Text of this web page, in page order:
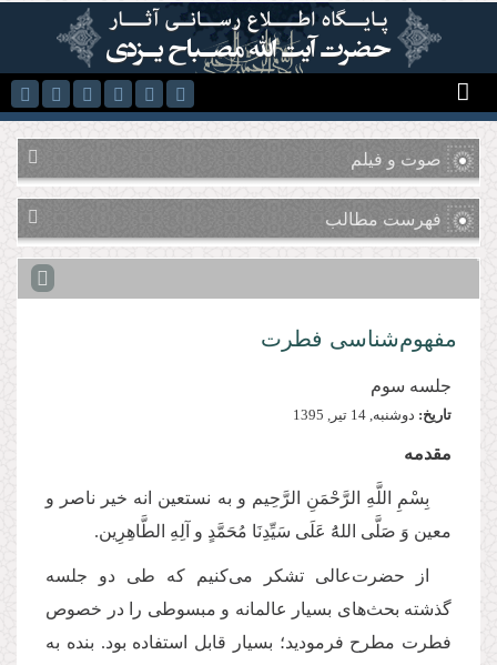
رفتن به محتوای اصلی
صوت و فیلم
فهرست مطالب
مفهوم‌شناسی فطرت
جلسه سوم
تاریخ: دوشنبه, 14 تير, 1395
مقدمه
بِسْمِ اللَّهِ الرَّحْمَنِ الرَّحِيم و به نستعین انه خیر ناصر و
معین وَ صَلَّی اللهَُ عَلَی سَیِّدِنَا مُحَمَّدٍ و آلِهِ الطَّاهِرِین.
از حضرت‌عالی تشکر می‌کنیم که طی دو جلسه
گذشته بحث‌های بسیار عالمانه و مبسوطی را در خصوص
فطرت مطرح فرمودید؛ بسیار قابل استفاده بود. بنده به